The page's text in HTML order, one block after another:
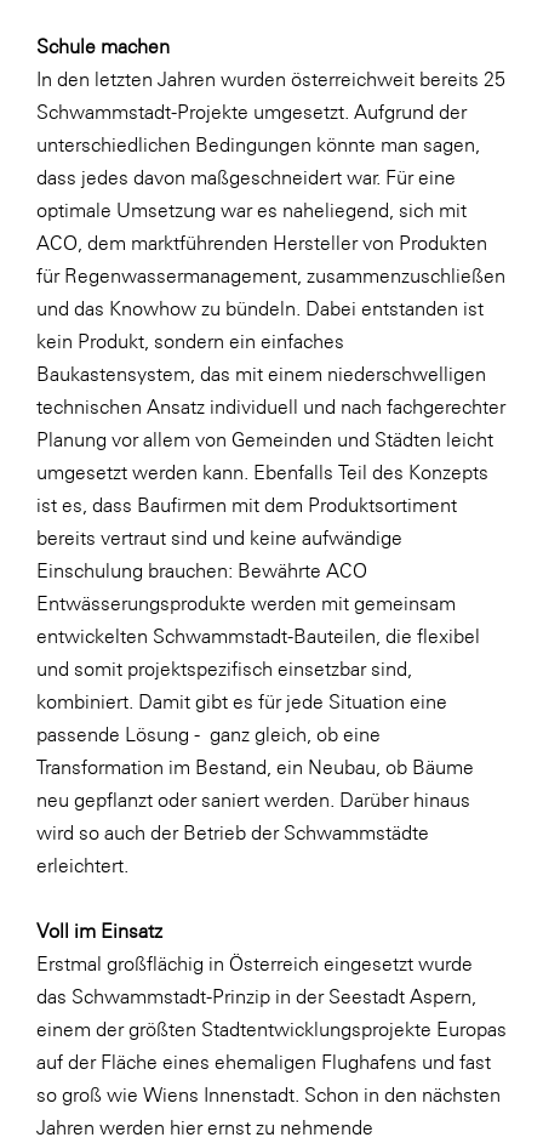
Schule machen
In den letzten Jahren wurden österreichweit bereits 25
Schwammstadt-Projekte umgesetzt. Aufgrund der
unterschiedlichen Bedingungen könnte man sagen,
dass jedes davon maßgeschneidert war. Für eine
optimale Umsetzung war es naheliegend, sich mit
ACO, dem marktführenden Hersteller von Produkten
für Regenwassermanagement, zusammenzuschließen
und das Knowhow zu bündeln. Dabei entstanden ist
kein Produkt, sondern ein einfaches
Baukastensystem, das mit einem niederschwelligen
technischen Ansatz individuell und nach fachgerechter
Planung vor allem von Gemeinden und Städten leicht
umgesetzt werden kann. Ebenfalls Teil des Konzepts
ist es, dass Baufirmen mit dem Produktsortiment
bereits vertraut sind und keine aufwändige
Einschulung brauchen: Bewährte ACO
Entwässerungsprodukte werden mit gemeinsam
entwickelten Schwammstadt-Bauteilen, die flexibel
und somit projektspezifisch einsetzbar sind,
kombiniert. Damit gibt es für jede Situation eine
passende Lösung - ganz gleich, ob eine
Transformation im Bestand, ein Neubau, ob Bäume
neu gepflanzt oder saniert werden. Darüber hinaus
wird so auch der Betrieb der Schwammstädte
erleichtert.
Voll im Einsatz
Erstmal großflächig in Österreich eingesetzt wurde
das Schwammstadt-Prinzip in der Seestadt Aspern,
einem der größten Stadtentwicklungsprojekte Europas
auf der Fläche eines ehemaligen Flughafens und fast
so groß wie Wiens Innenstadt. Schon in den nächsten
Jahren werden hier ernst zu nehmende